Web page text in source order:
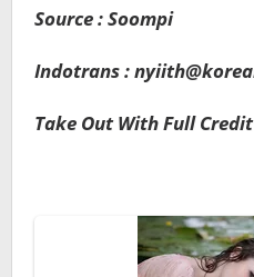
Source : Soompi
Indotrans :
Take Out With Full Credit